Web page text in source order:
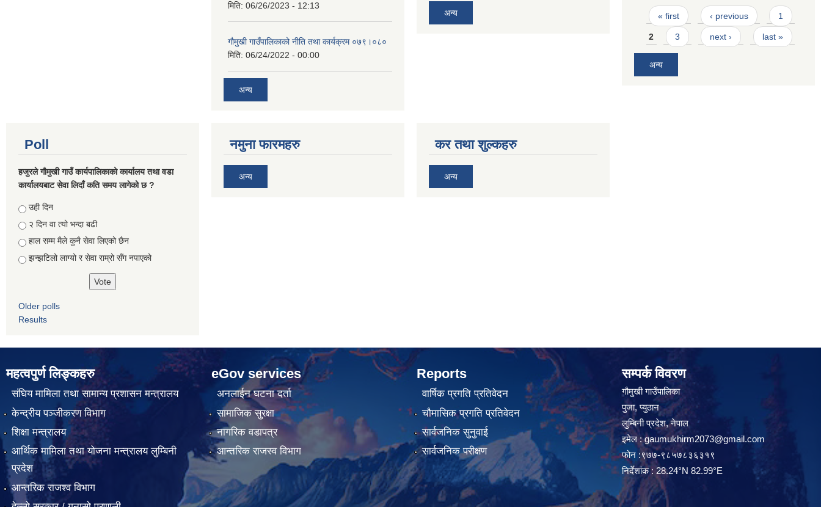
मिति: 06/26/2023 - 12:13
गौमुखी गाउँपालिकाको नीति तथा कार्यक्रम ०७९।०८०
मिति: 06/24/2022 - 00:00
अन्य
अन्य Pages
« first ‹ previous 1
2 3 next › last »
अन्य
Poll
हजुरले गौमुखी गाउँ कार्यपालिकाको कार्यालय तथा वडा
कार्यालयबाट सेवा लिदाँ कति समय लागेको छ ?
Choices
उही दिन
२ दिन वा त्यो भन्दा बढी
हाल सम्म मैले कुनै सेवा लिएको छैन
झन्झटिलो लाग्यो र सेवा राम्रो सँग नपाएको
Older polls
Results
नमुना फारमहरु
अन्य
कर तथा शुल्कहरु
अन्य
महत्वपुर्ण लिङ्कहरु
संघिय मामिला तथा सामान्य प्रशासन मन्त्रालय
केन्द्रीय पञ्जीकरण विभाग
शिक्षा मन्त्रालय
आर्थिक मामिला तथा योजना मन्त्रालय लुम्बिनी
प्रदेश
आन्तरिक राजश्व विभाग
eGov services
अनलाईन घटना दर्ता
सामाजिक सुरक्षा
नागरिक वडापत्र
आन्तरिक राजस्व विभाग
Reports
वार्षिक प्रगति प्रतिवेदन
चौमासिक प्रगति प्रतिवेदन
सार्वजनिक सुनुवाई
सार्वजनिक परीक्षण
सम्पर्क विवरण
गौमुखी गाउँपालिका
पुजा, प्युठान
लुम्बिनी प्रदेश, नेपाल
इमेल :gaumukhirm2073@gmail.com
फोन :९७७-९८५७८३६३१९
निर्देशांक : 28.24°N 82.99°E